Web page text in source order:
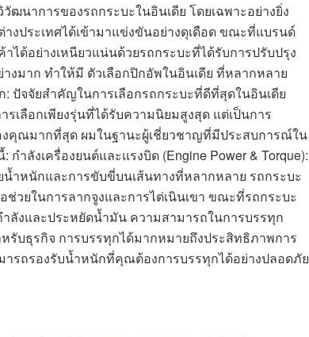
นาการของรถกระบะในอินเดีย โดยเฉพาะอย่างยิ่ง
งประเทศได้เข้ามาแข่งขันอย่างดุเดือด ขณะที่แบรนด์
ได้อย่างเหนียวแน่นด้วยรถกระบะที่ได้รับการปรับปรุง
มาก ทำให้มี ตัวเลือกปิกอัพในอินเดีย ที่หลากหลาย
ปัจจัยสำคัญในการเลือกรถกระบะที่ดีที่สุดในอินเดีย
รเลือกเพียงรุ่นที่ได้รับความนิยมสูงสุด แต่เป็นการ
คุณมากที่สุด ผมในฐานะผู้เชี่ยวชาญที่มีประสบการณ์ใน
ลังเครื่องยนต์และแรงบิด (Engine Power & Torque):
หนักและการขับขี่บนเส้นทางที่หลากหลาย รถกระบะ
วยในการลากจูงและการไต่เนินเขา ขณะที่รถกระบะ
ลังและประหยัดน้ำมัน ความสามารถในการบรรทุก
รับธุรกิจ การบรรทุกได้มากหมายถึงประสิทธิภาพการ
รถรองรับน้ำหนักที่คุณต้องการบรรทุกได้อย่างปลอดภัย